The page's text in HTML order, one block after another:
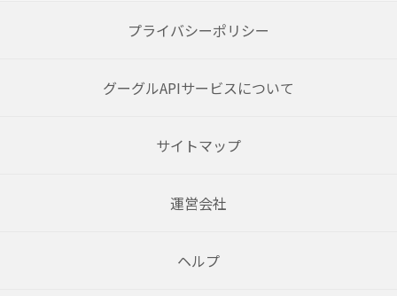
プライバシーポリシー
グーグルAPIサービスについて
サイトマップ
運営会社
ヘルプ